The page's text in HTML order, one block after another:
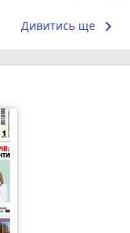
Дивитись ще keyboard_arrow_right